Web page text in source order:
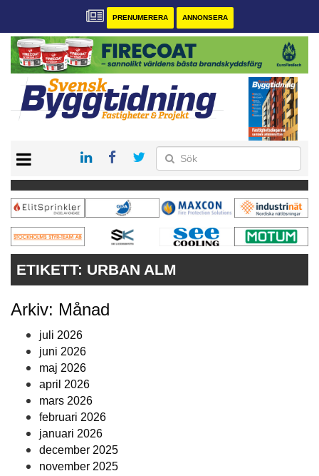
PRENUMERERA ANNONSERA
PRENUMERERA
VÅRA ANDRA MAGASIN
ANNONSERA
KONTAKT
ETIKETT: URBAN ALM
Arkiv: Månad
juli 2026
juni 2026
maj 2026
april 2026
mars 2026
februari 2026
januari 2026
december 2025
november 2025